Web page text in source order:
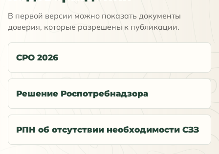
В первой версии можно показать документы
доверия, которые разрешены к публикации.
СРО 2026
Решение Роспотребнадзора
РПН об отсутствии необходимости СЗЗ